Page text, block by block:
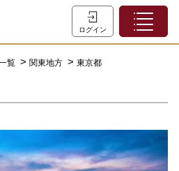
ログイン
覧 関東地方 東京都